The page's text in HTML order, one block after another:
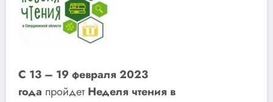
С 13 – 19 февраля 2023
года пройдет Неделя чтения в